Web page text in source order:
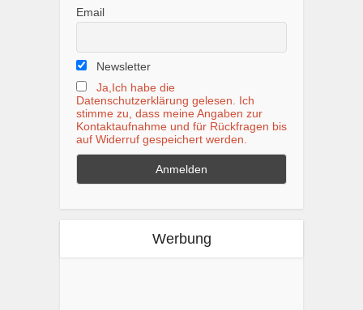
Email
Newsletter
Ja,Ich habe die
Datenschutzerklärung gelesen. Ich
stimme zu, dass meine Angaben zur
Kontaktaufnahme und für Rückfragen bis
auf Widerruf gespeichert werden.
Werbung